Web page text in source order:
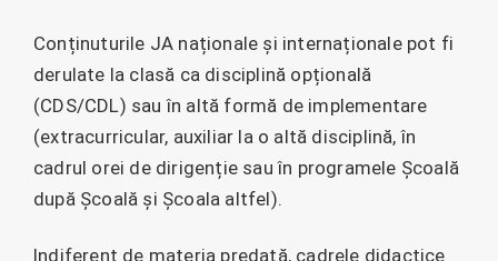
Conținuturile JA naționale și internaționale pot fi
derulate la clasă ca disciplină opțională
(CDS/CDL) sau în altă formă de implementare
(extracurricular, auxiliar la o altă disciplină, în
cadrul orei de dirigenție sau în programele Școală
după Școală și Școala altfel).
Indiferent de materia predată, cadrele didactice